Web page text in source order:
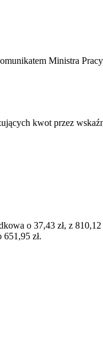
Ministra
kwot przez
o 37,43 zł, z 810,12
zł.